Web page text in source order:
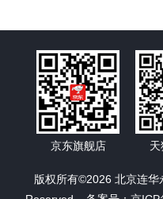
版权所有©2026 北京连华
京东旗舰店